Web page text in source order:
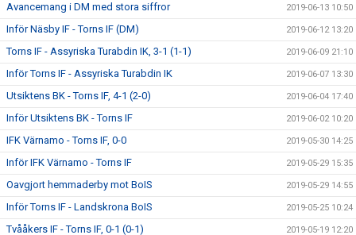
Avancemang i DM med stora siffror 2019-06-13 10:50
Inför Näsby IF - Torns IF (DM) 2019-06-12 13:20
Torns IF - Assyriska Turabdin IK, 3-1 (1-1) 2019-06-09 21:10
Inför Torns IF - Assyriska Turabdin IK 2019-06-07 13:30
Utsiktens BK - Torns IF, 4-1 (2-0) 2019-06-04 17:40
Inför Utsiktens BK - Torns IF 2019-06-02 10:20
IFK Värnamo - Torns IF, 0-0 2019-05-30 14:25
Inför IFK Värnamo - Torns IF 2019-05-29 15:35
Oavgjort hemmaderby mot BoIS 2019-05-29 14:55
Inför Torns IF - Landskrona BoIS 2019-05-25 10:24
Tvååkers IF - Torns IF, 0-1 (0-1) 2019-05-19 12:20